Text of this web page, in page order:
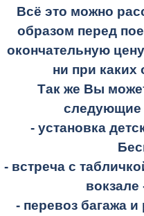
Всё это можно
образом перед
окончательную
ни при каких
Так же Вы
следующие
- установка
- встреча с
вокзале
- перевоз багажа